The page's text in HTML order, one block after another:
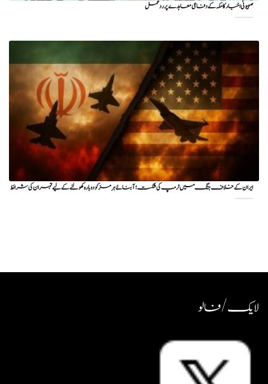
صہیونی اخبار کا مکہ کے دفاعی معاہدے پر ردعمل
ایران کے خلاف جنگ میں ٹرمپ کی شکست؛ آبنائے ہرمز کو دوبارہ کھولنے کے لیے تہران کی شرائط
لایک / فالو